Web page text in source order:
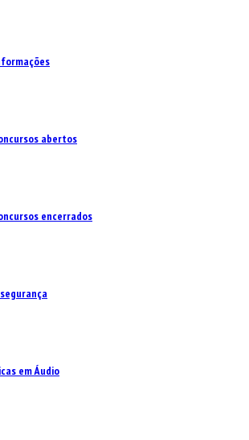
abertos
encerrados
em Áudio